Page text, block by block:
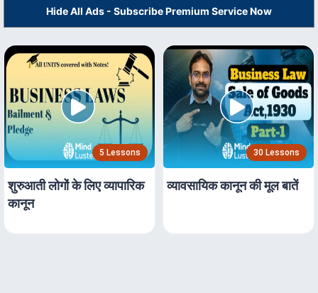
Hide All Ads - Subscribe Premium Service Now
5 Lessons
शुरुआती लोगों के लिए व्यापारिक
कानून
30 Lessons
व्यावसायिक कानून की मूल बातें